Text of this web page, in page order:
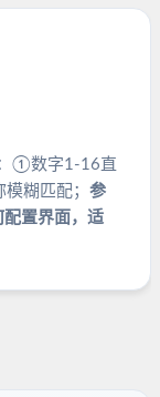
①数字1-16直
糊匹配； 参
置界面，适